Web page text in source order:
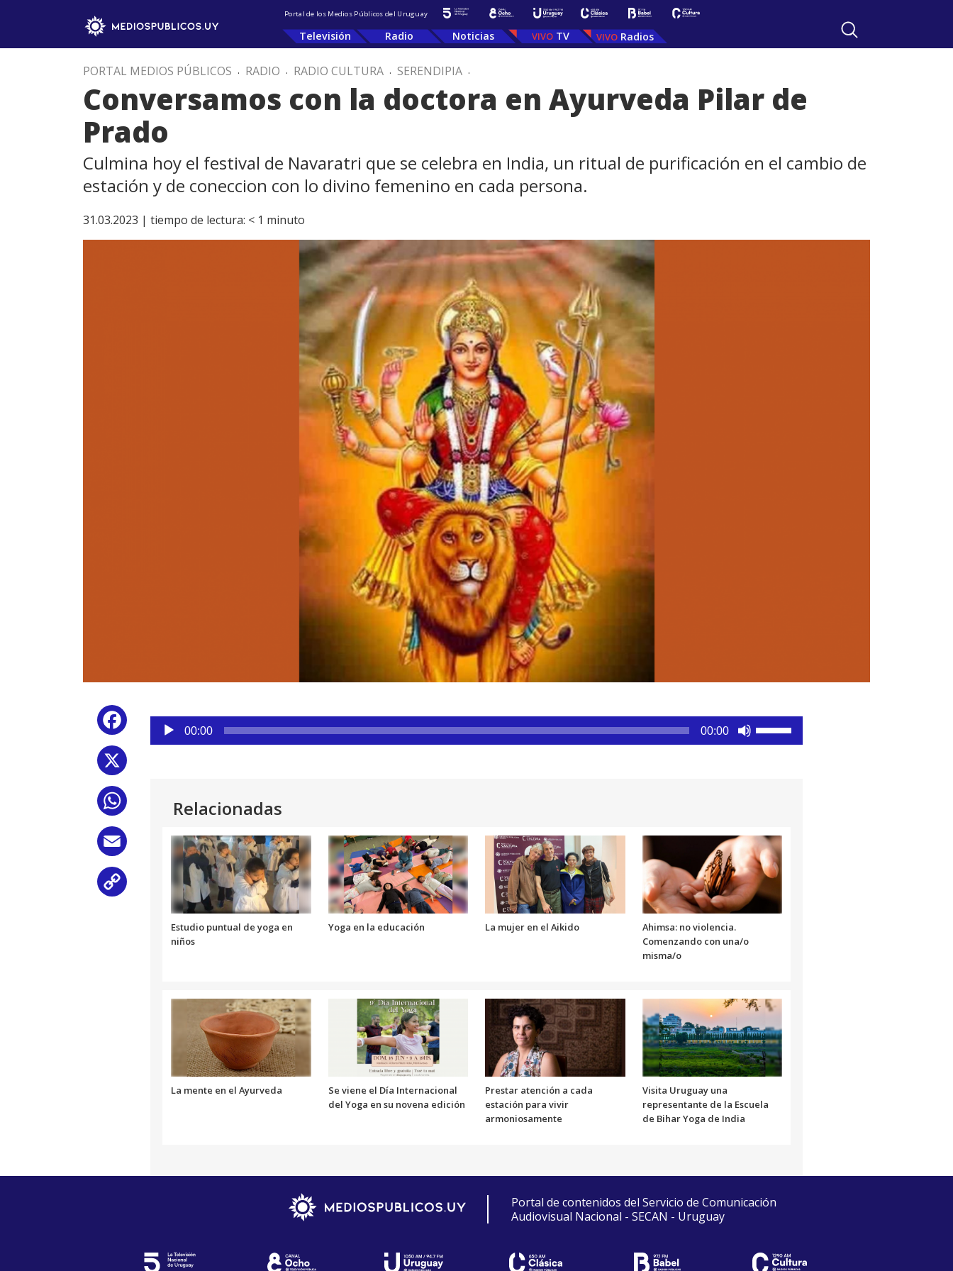
Portal de los Medios Públicos del Uruguay
Televisión Radio Noticias TV Radios
PORTAL MEDIOS PÚBLICOS . RADIO . RADIO CULTURA . SERENDIPIA .
Conversamos con la doctora en Ayurveda Pilar de
Prado
Culmina hoy el festival de Navaratri que se celebra en India, un ritual de purificación en el cambio de
estación y de coneccion con lo divino femenino en cada persona.
31.03.2023 | tiempo de lectura: < 1 minuto
Facebook
WhatsApp
Reproductor
audio
00:00 00:00
aumentar
o
disminuir
el
volumen.
Relacionadas
Estudio puntual de yoga en
niños
Yoga en la educación La mujer en el Aikido
Ahimsa: no violencia.
Comenzando con una/o
misma/o
La mente en el Ayurveda
Se viene el Día Internacional
del Yoga en su novena edición
Prestar atención a cada
estación para vivir
armoniosamente
Visita Uruguay una
representante de la Escuela
de Bihar Yoga de India
Portal de contenidos del Servicio de Comunicación
Audiovisual Nacional - SECAN - Uruguay